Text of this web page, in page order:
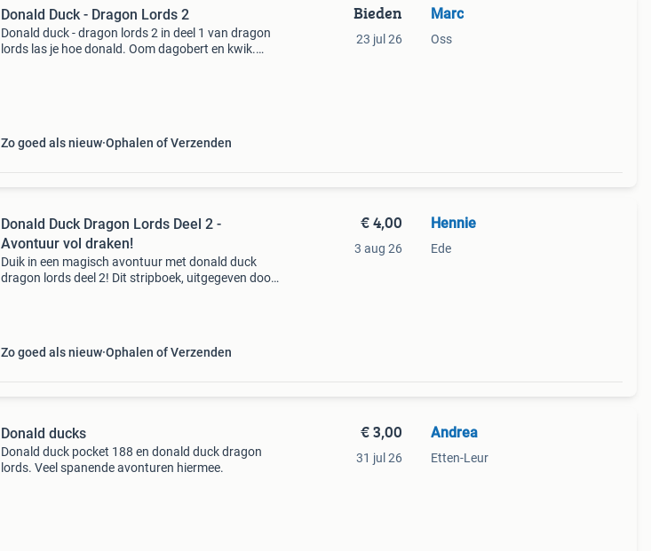
Donald Duck - Dragon Lords 2
Donald duck - dragon lords 2 in deel 1 van dragon
lords las je hoe donald. Oom dagobert en kwik.
Zo goed als nieuw Ophalen of Verzenden
Bieden
23 jul 26
Marc
Oss
Donald Duck Dragon Lords Deel 2 -
Avontuur vol draken!
Duik in een magisch avontuur met donald duck
dragon lords deel 2! Dit stripboek, uitgegeven door
Zo goed als nieuw Ophalen of Verzenden
€ 4,00
3 aug 26
Hennie
Ede
Donald ducks
Donald duck pocket 188 en donald duck dragon
lords. Veel spanende avonturen hiermee.
€ 3,00
31 jul 26
Andrea
Etten-Leur